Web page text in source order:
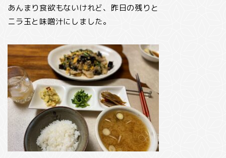
あんまり食欲もないけれど、昨日の残りと
ニラ玉と味噌汁にしました。